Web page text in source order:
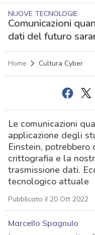
NUOVE TECNOLOGIE
Comunicazioni
dati del futuro
Home Cultura Cyber
Le comunicazioni
applicazione degli
Einstein, potrebbero
crittografia e la
trasmissione dati.
tecnologico attuale
Pubblicato il 20 Ott 2022
Marcello Spagnulo